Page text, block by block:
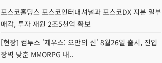
포스코홀딩스 포스코인터내셔널과 포스코DX 지분 일부
매각, 투자 재원 2조5천억 확보
[현장] 컴투스 '제우스: 오만의 신' 8월26일 출시, 진입
장벽 낮춘 MMORPG 내..